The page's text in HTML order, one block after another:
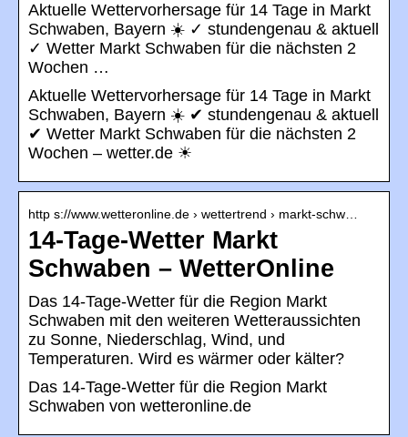
Aktuelle Wettervorhersage für 14 Tage in Markt
Schwaben, Bayern ☀️ ✓ stundengenau & aktuell
✓ Wetter Markt Schwaben für die nächsten 2
Wochen …
Aktuelle Wettervorhersage für 14 Tage in Markt
Schwaben, Bayern ☀️ ✔ stundengenau & aktuell
✔ Wetter Markt Schwaben für die nächsten 2
Wochen – wetter.de ☀
http s://www.wetteronline.de › wettertrend › markt-schw…
14-Tage-Wetter Markt
Schwaben – WetterOnline
Das 14-Tage-Wetter für die Region Markt
Schwaben mit den weiteren Wetteraussichten
zu Sonne, Niederschlag, Wind, und
Temperaturen. Wird es wärmer oder kälter?
Das 14-Tage-Wetter für die Region Markt
Schwaben von wetteronline.de